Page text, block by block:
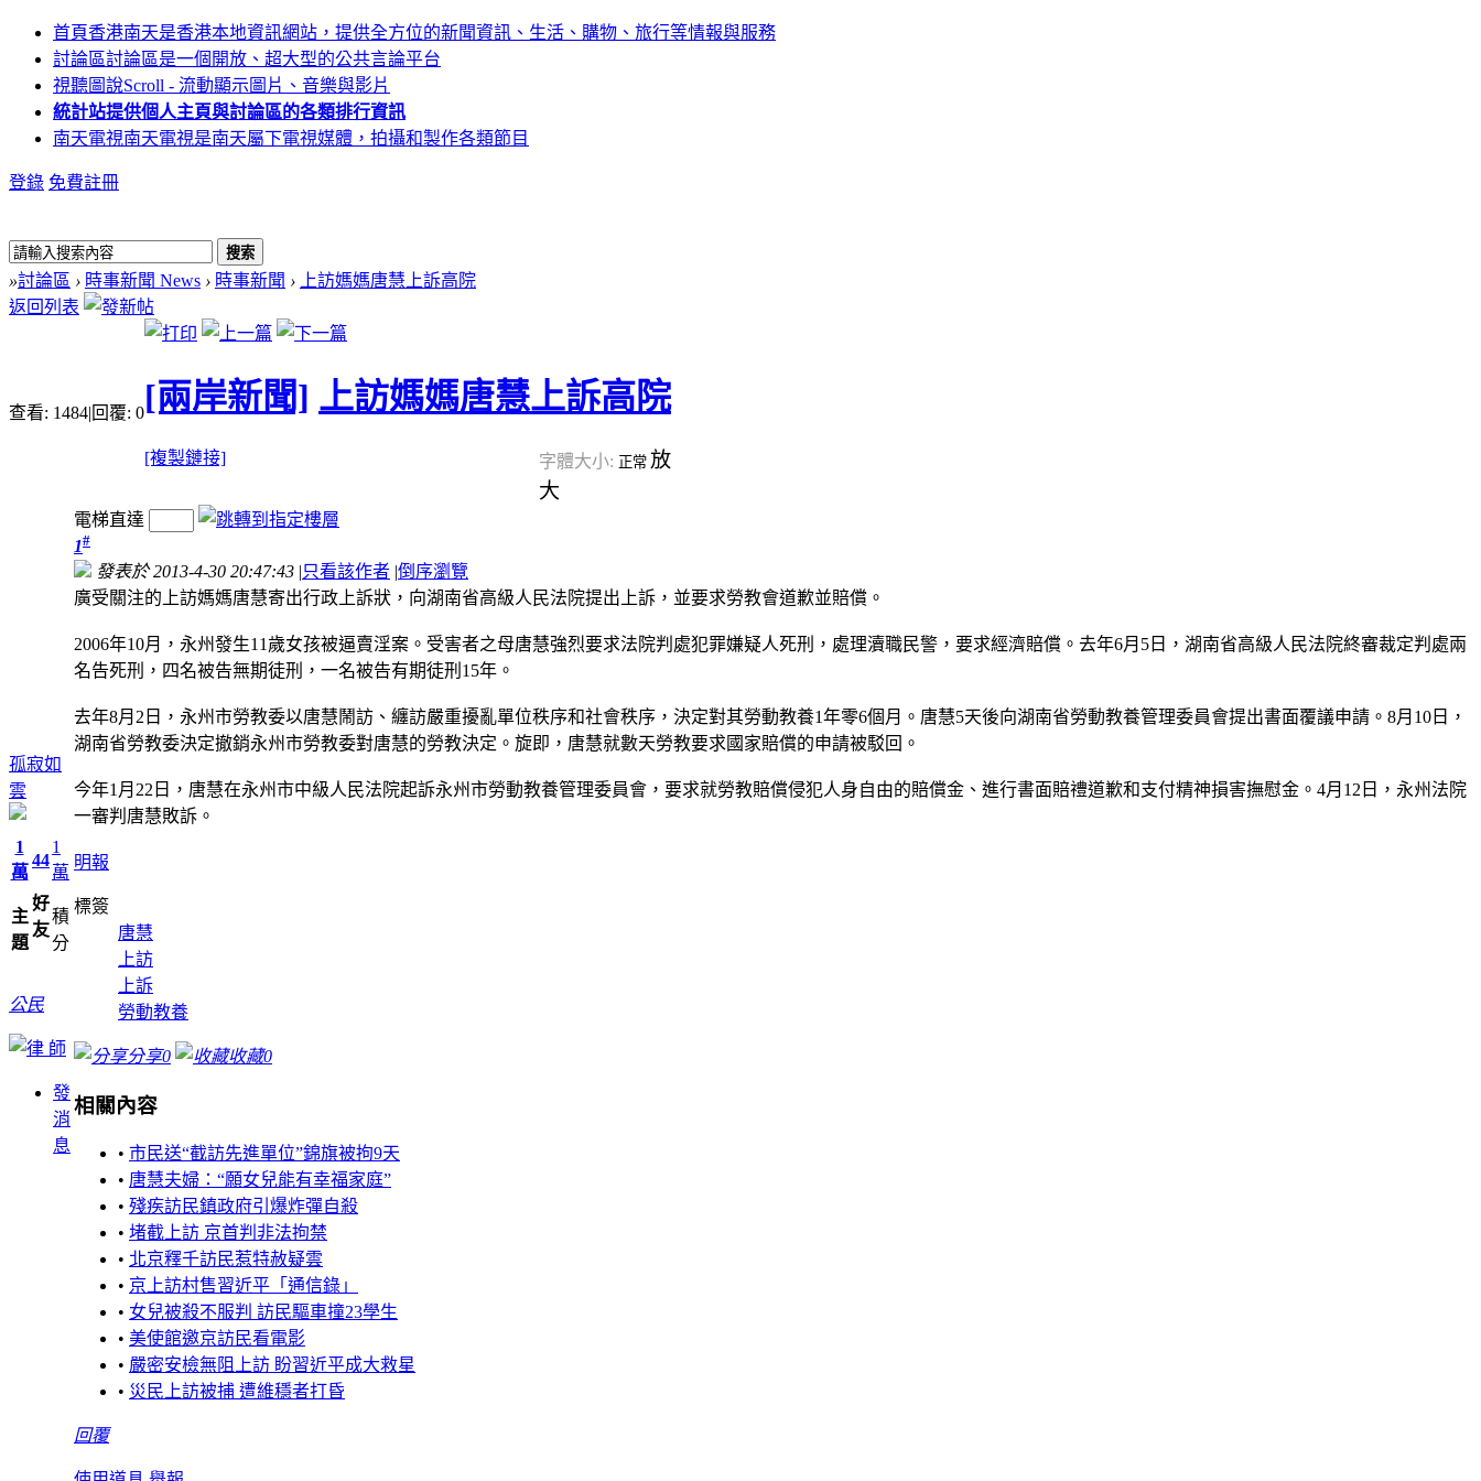
首頁香港南天是香港本地資訊網站，提供全方位的新聞資訊、生活、購物、旅行等情報與服務
討論區討論區是一個開放、超大型的公共言論平台
視聽圖說Scroll - 流動顯示圖片、音樂與影片
統計站提供個人主頁與討論區的各類排行資訊
南天電視南天電視是南天屬下電視媒體，拍攝和製作各類節目
登錄 免費註冊
搜索
»討論區 › 時事新聞 News › 時事新聞 ›
上訪媽媽唐慧上訴高院
返回列表
查看: 1484|回覆: 0[兩岸新聞] 上訪媽媽唐慧上訴高院
[複製鏈接] 字體大小: 正常 放
大
孤寂如
雲
1
萬
主
題
44
好
友
1
萬
積
分
公民
發
消
息
電梯直達
1#
發表於 2013-4-30 20:47:43 |只看該作者 |倒序瀏覽
廣受關注的上訪媽媽唐慧寄出行政上訴狀，向湖南省高級人民法院提出上訴，並要求勞教會道歉並賠償。
2006年10月，永州發生11歲女孩被逼賣淫案。受害者之母唐慧強烈要求法院判處犯罪嫌疑人死刑，處理瀆職民警，要求經濟賠償。去年6月5日，湖南省高級人民法院終審裁定判處兩
名告死刑，四名被告無期徒刑，一名被告有期徒刑15年。
去年8月2日，永州市勞教委以唐慧鬧訪、纏訪嚴重擾亂單位秩序和社會秩序，決定對其勞動教養1年零6個月。唐慧5天後向湖南省勞動教養管理委員會提出書面覆議申請。8月10日，
湖南省勞教委決定撤銷永州市勞教委對唐慧的勞教決定。旋即，唐慧就數天勞教要求國家賠償的申請被駁回。
今年1月22日，唐慧在永州市中級人民法院起訴永州市勞動教養管理委員會，要求就勞教賠償侵犯人身自由的賠償金、進行書面賠禮道歉和支付精神損害撫慰金。4月12日，永州法院
一審判唐慧敗訴。
明報
標簽
唐慧
上訪
上訴
勞動教養
分享0 收藏0
相關內容
• 市民送“截訪先進單位”錦旗被拘9天
• 唐慧夫婦：“願女兒能有幸福家庭”
• 殘疾訪民鎮政府引爆炸彈自殺
• 堵截上訪 京首判非法拘禁
• 北京釋千訪民惹特赦疑雲
• 京上訪村售習近平「通信錄」
• 女兒被殺不服判 訪民驅車撞23學生
• 美使館邀京訪民看電影
• 嚴密安檢無阻上訪 盼習近平成大救星
• 災民上訪被捕 遭維穩者打昏
回覆